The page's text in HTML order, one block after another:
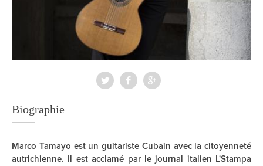
Biographie
Marco Tamayo est un guitariste Cubain avec la citoyenneté
autrichienne. Il est acclamé par le journal italien L'Stampa